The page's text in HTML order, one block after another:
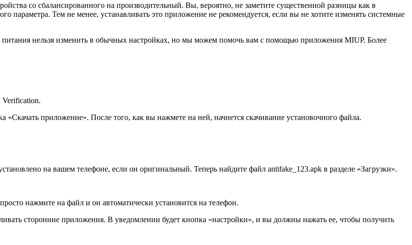
со сбалансированного на производительный. Вы, вероятно, не заметите существенной разницы как в
параметра. Тем не менее, устанавливать это приложение не рекомендуется, если вы не хотите изменять системные
нельзя изменить в обычных настройках, но мы можем помочь вам с помощью приложения MIUP. Более
Verification.
«Скачать приложение». После того, как вы нажмете на ней, начнется скачивание установочного файла.
на вашем телефоне, если он оригинальный. Теперь найдите файл antifake_123.apk в разделе «Загрузки».
нажмите на файл и он автоматически установится на телефон.
сторонние приложения. В уведомлении будет кнопка «настройки», и вы должны нажать ее, чтобы получить